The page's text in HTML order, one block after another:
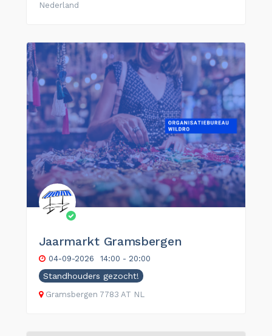
Nederland
Jaarmarkt Gramsbergen
04-09-2026 14:00 - 20:00
Standhouders gezocht!
Gramsbergen 7783 AT NL